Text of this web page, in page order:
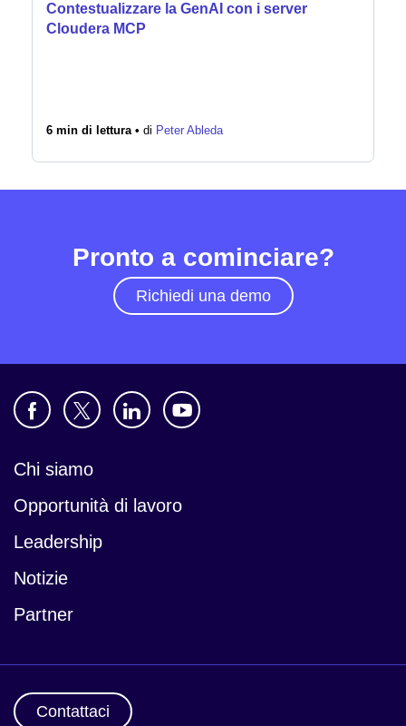
Contestualizzare la GenAI con i server
Cloudera MCP
6 min di lettura • di Peter Ableda
Pronto a cominciare?
Richiedi una demo
Chi siamo
Opportunità di lavoro
Leadership
Notizie
Partner
Contattaci